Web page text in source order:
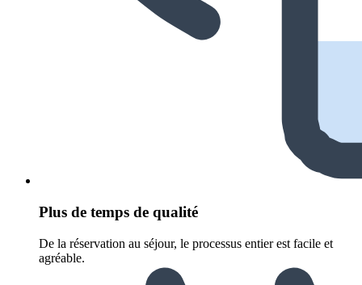
Plus de temps de qualité
De la réservation au séjour, le processus entier est facile et
agréable.